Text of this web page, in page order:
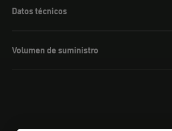
Datos técnicos
Volumen de suministro